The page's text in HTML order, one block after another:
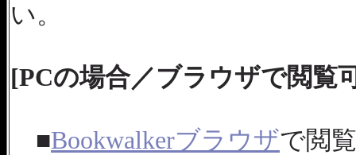
い。
[PCの場合／ブラウザで閲覧
■Bookwalkerブラウザで閲